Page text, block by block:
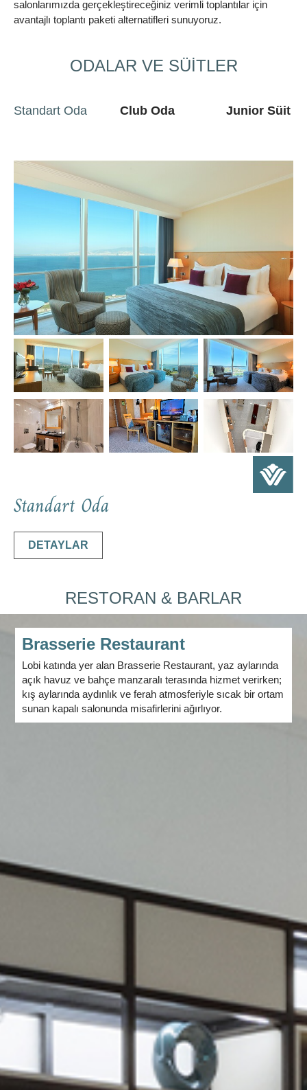
ODALAR VE SÜİTLER
Standart Oda Club Oda Junior Süit
Standart Oda
DETAYLAR
RESTORAN & BARLAR
Brasserie Restaurant
Lobi katında yer alan Brasserie Restaurant, yaz aylarında
açık havuz ve bahçe manzaralı terasında hizmet verirken;
kış aylarında aydınlık ve ferah atmosferiyle sıcak bir ortam
sunan kapalı salonunda misafirlerini ağırlıyor.